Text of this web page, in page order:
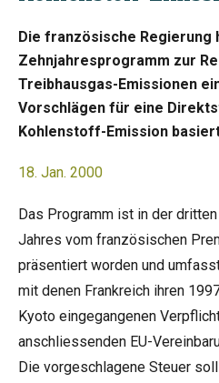
Die französische Regierung
Zehnjahresprogramm zur
Treibhausgas-Emissionen
Vorschlägen für eine
Kohlenstoff-Emission
18. Jan. 2000
Das Programm ist in der
Jahres vom französischen
präsentiert worden und
mit denen Frankreich ihren
Kyoto eingegangenen
anschliessenden EU-
Die vorgeschlagene Steuer